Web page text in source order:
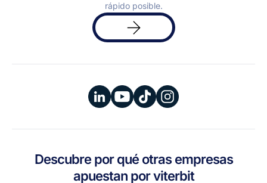
rápido posible.
Solicita
una
demo
Descubre por qué otras empresas
apuestan por viterbit